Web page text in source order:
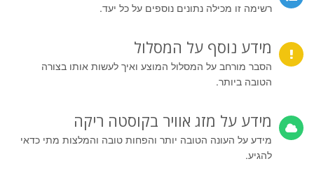
רשימה זו מכילה נתונים נוספים על כל יעד.
מידע נוסף על המסלול
הסבר מורחב על המסלול המוצע ואיך לעשות אותו בצורה
הטובה ביותר.
מידע על מזג אוויר בקוסטה ריקה
מידע על העונה הטובה יותר והפחות טובה והמלצות מתי כדאי
להגיע.